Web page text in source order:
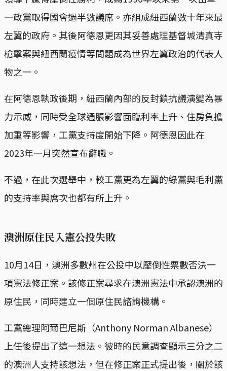
一政黨取得國會過半數議席。亦組成紐西蘭數十年來最
左翼的政府。其後阿德恩更因其妥善處理基督城清真寺
槍擊案與紐西蘭疫情等問題成為世界左翼政治的代表人
物之一。
在阿德恩執政後期，紐西蘭內部的反封鎖抗議演變為暴
力示威，同時受全球通脹影響面臨利率上升、住房負擔
加重等影響，工黨支持度開始下降。阿德恩因此在
2023年一月突然宣布辭職。
不過，在此次選舉中，較工黨更為左翼的綠黨與毛利黨
的支持率與席次也都有所上升。
澳洲原住民入憲公投失敗
10月14日，澳洲多數州在公投中以壓倒性票數否決一
項憲法修正案。該修正案尋求在澳洲憲法中承認澳洲的
原住民，同時建立一個原住民諮詢機構。
工黨總理阿爾巴尼斯（Anthony Norman Albanese）
上任後提出了這一想法。彼時的民意調查顯示三分之二
的澳洲人支持該想法，但在修正案正式提出後，關於該